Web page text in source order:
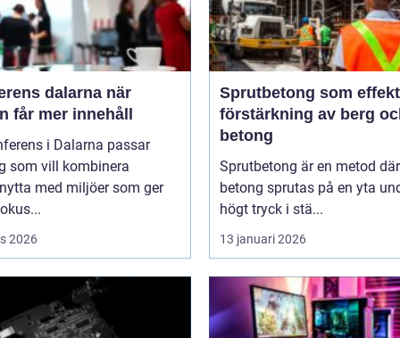
dalarna när
får mer innehåll
i Dalarna passar
som vill kombinera
med miljöer som ger
2026
Sprutbetong som
förstärkning av berg
betong
Sprutbetong är en metod där
betong sprutas på en yta
högt tryck i stä...
13 januari 2026